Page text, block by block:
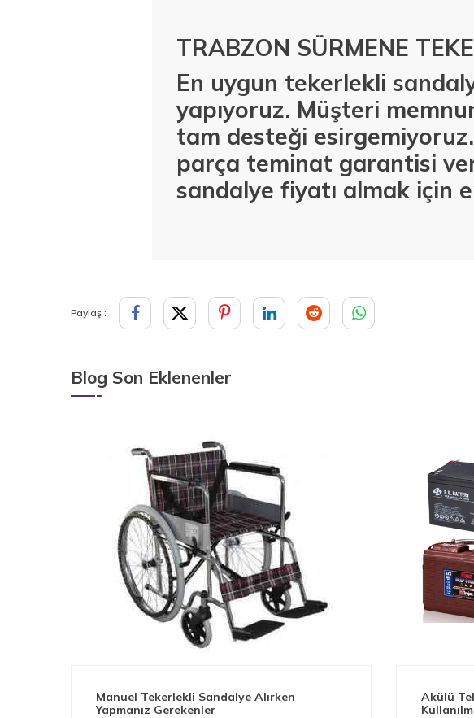
TRABZON SÜRMENE
En uygun tekerlekli
yapıyoruz. Müşteri
tam desteği
parça teminat garantisi
sandalye fiyatı almak için
Paylaş :
Blog Son Eklenenler
Manuel Tekerlekli Sandalye Alırken
Yapmanız Gerekenler
Akülü